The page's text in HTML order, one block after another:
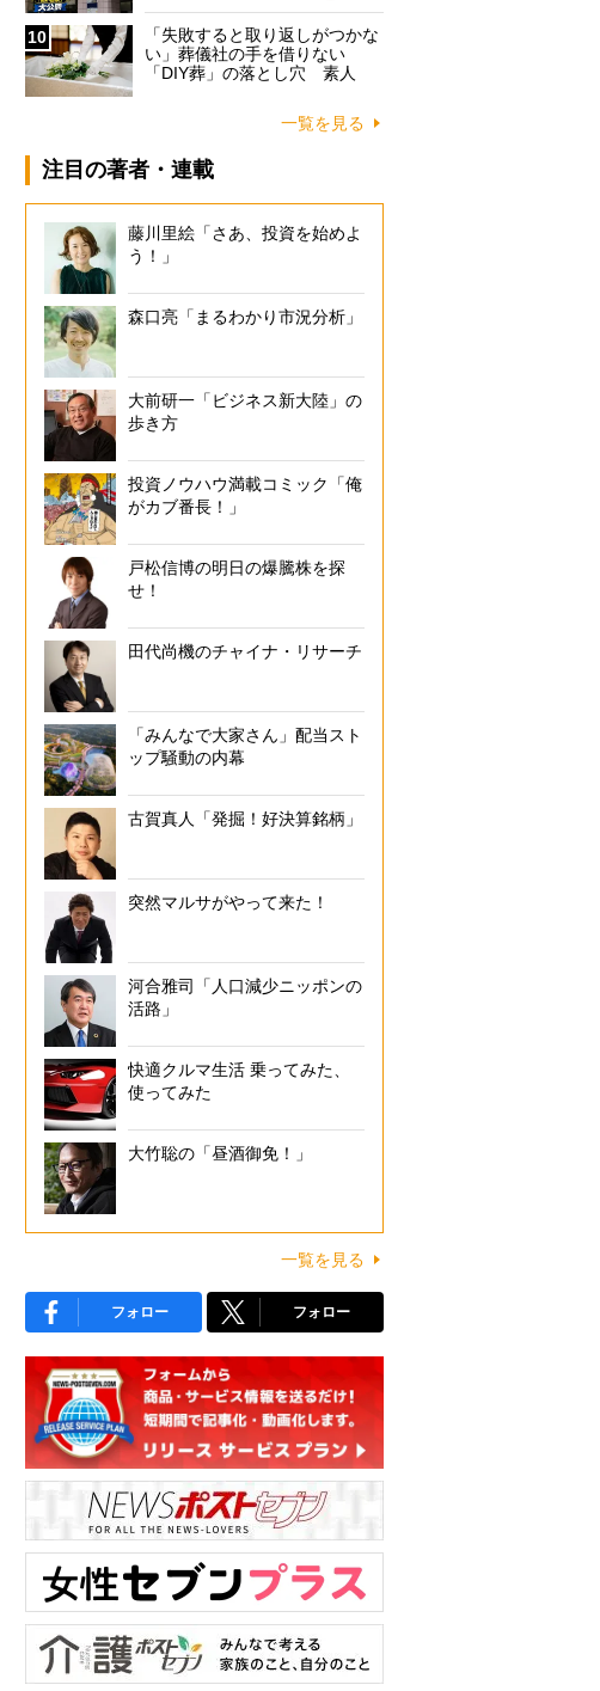
10
「失敗すると取り返しがつかな
い」葬儀社の手を借りない
「DIY葬」の落とし穴 素人
一覧を見る
注目の著者・連載
藤川里絵「さあ、投資を始めよ
う！」
森口亮「まるわかり市況分析」
大前研一「ビジネス新大陸」の
歩き方
投資ノウハウ満載コミック「俺
がカブ番長！」
戸松信博の明日の爆騰株を探
せ！
田代尚機のチャイナ・リサーチ
「みんなで大家さん」配当スト
ップ騒動の内幕
古賀真人「発掘！好決算銘柄」
突然マルサがやって来た！
河合雅司「人口減少ニッポンの
活路」
快適クルマ生活 乗ってみた、
使ってみた
大竹聡の「昼酒御免！」
一覧を見る
フォロー フォロー